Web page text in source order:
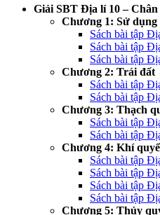
Giải SBT Địa lí 10 –
Chương 1: Sử dụng
Sách bài tập
Sách bài tập
Sách bài tập
Chương 2: Trái đất
Sách bài tập
Sách bài tập
Chương 3: Thạch
Sách bài tập
Sách bài tập
Chương 4: Khí
Sách bài tập
Sách bài tập
Sách bài tập
Sách bài tập
Chương 5: Thủy